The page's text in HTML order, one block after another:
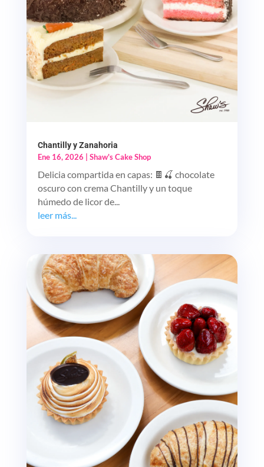
Chantilly y Zanahoria
Ene 16, 2026
Shaw's Cake Shop
Delicia compartida en capas: 🍫🍒 chocolate
oscuro con crema Chantilly y un toque
húmedo de licor de...
leer más...